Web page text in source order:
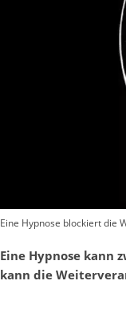
Eine Hypnose blockiert die
Eine Hypnose kann
kann die